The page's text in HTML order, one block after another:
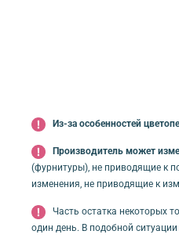
Из-за особенностей
Производитель может
(фурнитуры), не приводящие к
изменения, не приводящие к
Часть остатка некоторых
один день. В подобной